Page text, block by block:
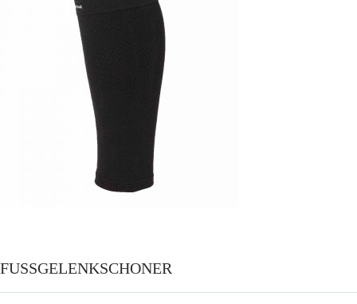
FUSSGELENKSCHONER